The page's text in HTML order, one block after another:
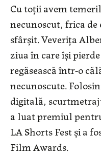
Cu toții avem
necunoscut, frica de
sfârșit. Veverița
ziua în care își
regăsească într-o
necunoscute.
digitală,
a luat premiul
LA Shorts Fest și a
Film Awards.